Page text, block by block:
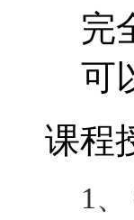
完
可
课程
1